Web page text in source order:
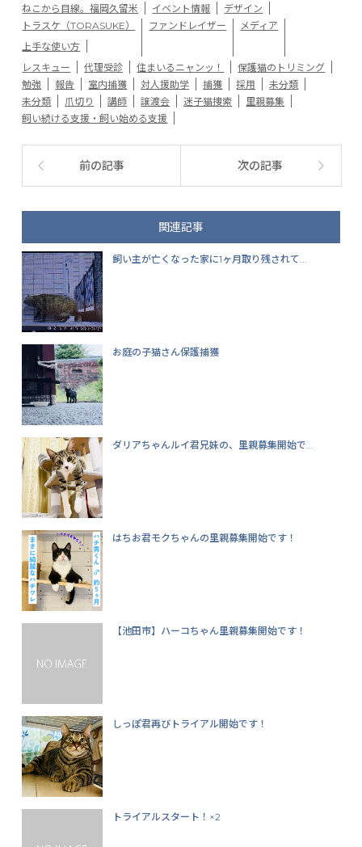
ねこから目線。福岡久留米
イベント情報
デザイン
トラスケ（TORASUKE）
上手な使い方
ファンドレイザー メディア
レスキュー 代理受診 住まいるニャンッ！
保護猫のトリミング
勉強
報告 室内捕獲 対人援助学 捕獲 採用
未分類
未分類
爪切り 講師 譲渡会 迷子猫捜索
里親募集
飼い続ける支援・飼い始める支援
前の記事 次の記事
関連記事
飼い主が亡くなった家に1ヶ月取り残されて...
お庭の子猫さん保護捕獲
ダリアちゃんルイ君兄妹の、里親募集開始で...
はちお君モクちゃんの里親募集開始です！
【池田市】ハーコちゃん里親募集開始です！
しっぽ君再びトライアル開始です！
トライアルスタート！×2